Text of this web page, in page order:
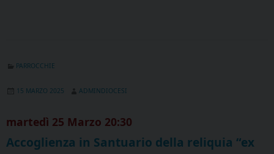
PARROCCHIE
15 MARZO 2025 ADMINDIOCESI
martedì 25 Marzo 20:30
Accoglienza in Santuario della reliquia “ex